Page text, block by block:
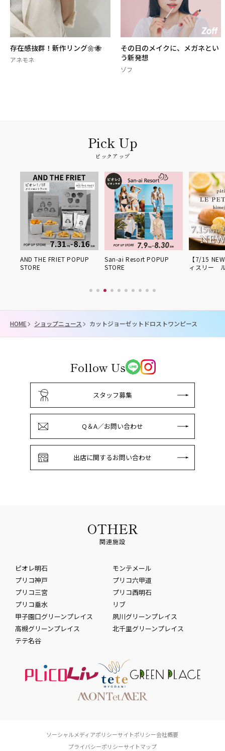
存在感抜群！新作リング🌼🐝
アネモネ
その日のメイクに、メガネとい
う新発想
ゾフ
ピックアップ
AND THE FRIET POPUP
STORE
San-ai Resort POPUP
STORE
【7/15
ィスリー
HOME ショップニュース カットジョーゼットドロストワンピース
Follow Us
スタッフ募集
Q＆A／お問い合わせ
出店に関するお問い合わせ
OTHER
関連施設
ピオレ明石
モンテメール
プリコ神戸
プリコ六甲道
プリコ三宮
プリコ西明石
プリコ垂水
リブ
甲子園口グリーンプレイス
夙川グリーンプレイス
高槻グリーンプレイス
北千里グリーンプレイス
テテ名谷
ソーシャルメディアポリシーサイトポリシー会社概要
プライバシーポリシーサイトマップ